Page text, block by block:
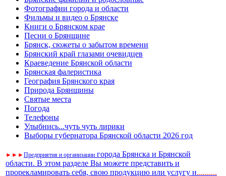
Фотографии города и области
Фильмы и видео о Брянске
Книги о Брянском крае
Песни о Брянщине
Брянск, сюжеты о забытом времени
Брянский край глазами очевидцев
Краеведение Брянской области
Брянская фалеристика
География Брянского края
Природа Брянщины
Святые места
Погода
Телефоны
Улыбнись...чуть чуть лирики
Выборы губернатора Брянской области 2026 год
► ► ►Предприятия и организации города Брянска и Брянской
области. В этом разделе Вы можете представить и
прорекламировать себя, свою продукцию или услугу и..........